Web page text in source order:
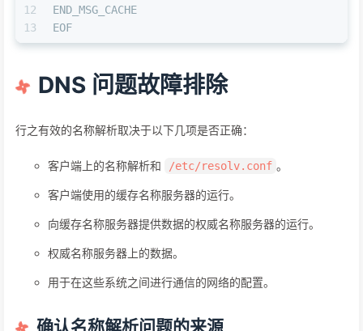
12
13
END_MSG_CACHE
EOF
DNS 问题故障排除
行之有效的名称解析取决于以下几项是否正确：
客户端上的名称解析和 /etc/resolv.conf 。
客户端使用的缓存名称服务器的运行。
向缓存名称服务器提供数据的权威名称服务器的运行。
权威名称服务器上的数据。
用于在这些系统之间进行通信的网络的配置。
确认名称解析问题的来源